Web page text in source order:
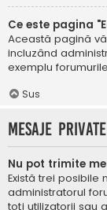
Ce este pagina
Această pagină
incluzând
exemplu
Sus
Mesaje private
Nu pot trimite
Există trei posibile
administratorul
toţi utilizatorii sau